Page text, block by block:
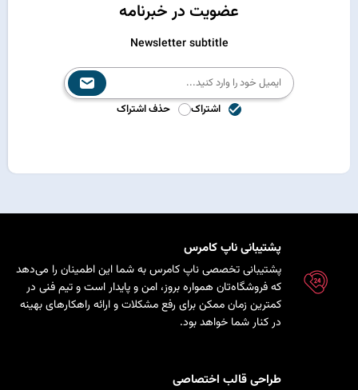
عضویت در خبرنامه
Newsletter subtitle
اشتراک حذف اشتراک
پشتیبانی ناپ کامرس
پشتیبانی تخصصی ناپ کامرس به شما این اطمینان را می‌دهد
که فروشگاه‌تان همواره بروز، امن و پایدار است و تیم فنی در
کمترین زمان ممکن برای رفع مشکلات و ارائه راهکارهای بهینه
در کنار شما خواهد بود.
طراحی قالب اختصاصی